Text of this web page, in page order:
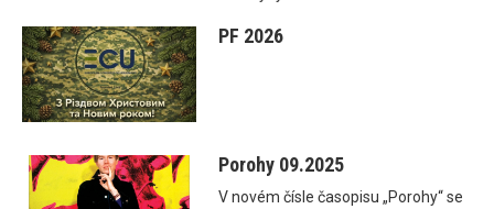
PF 2026
Porohy 09.2025
V novém čísle časopisu „Porohy“ se